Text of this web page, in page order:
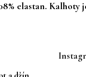
elastan. Kalhoty